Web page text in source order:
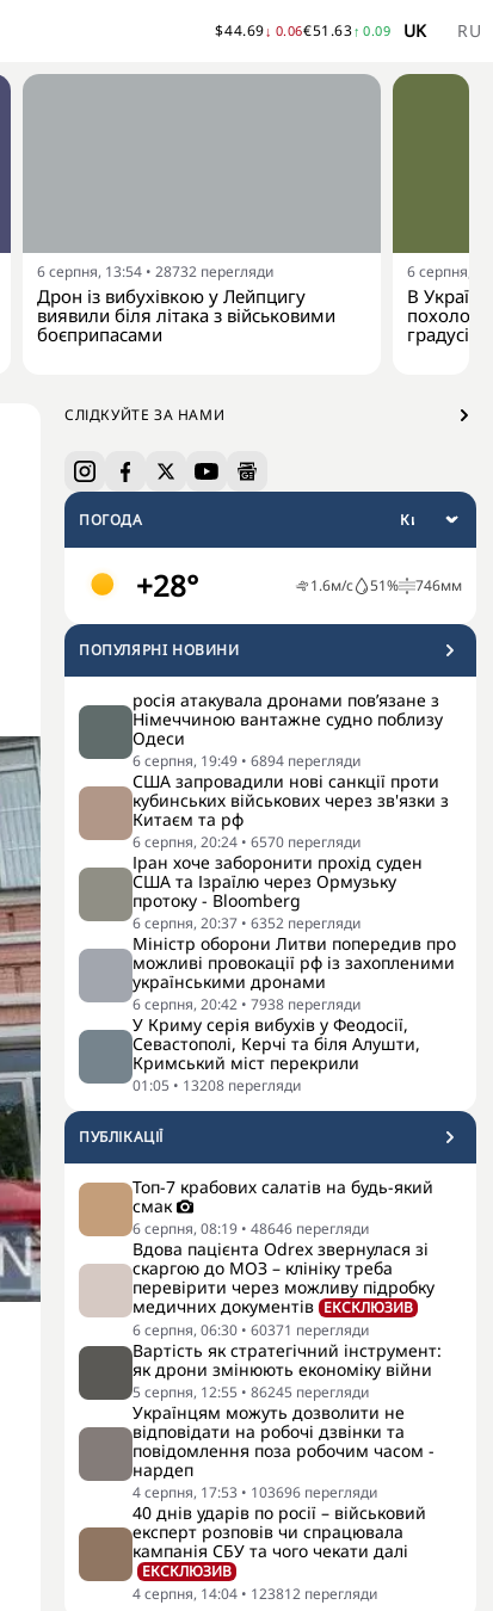
$44.69↓ 0.06€51.63↑ 0.09 UK RU
6 серпня, 13:54 • 28732 перегляди
Дрон із вибухівкою у Лейпцигу
виявили біля літака з військовими
боєприпасами
6 серпня,
В
градусів
СЛІДКУЙТЕ ЗА НАМИ
ПОГОДА
+28° 1.6м/с 51% 746мм
ПОПУЛЯРНI НОВИНИ
росія атакувала дронами пов’язане з
Німеччиною вантажне судно поблизу
Одеси
6 серпня, 19:49 • 6894 перегляди
США запровадили нові санкції проти
кубинських військових через зв'язки з
Китаєм та рф
6 серпня, 20:24 • 6570 перегляди
Іран хоче заборонити прохід суден
США та Ізраїлю через Ормузьку
протоку - Bloomberg
6 серпня, 20:37 • 6352 перегляди
Міністр оборони Литви попередив про
можливі провокації рф із захопленими
українськими дронами
6 серпня, 20:42 • 7938 перегляди
У Криму серія вибухів у Феодосії,
Севастополі, Керчі та біля Алушти,
Кримський міст перекрили
01:05 • 13208 перегляди
ПУБЛІКАЦІЇ
Топ-7 крабових салатів на будь-який
смак
6 серпня, 08:19 • 48646 перегляди
Вдова пацієнта Odrex звернулася зі
скаргою до МОЗ – клініку треба
перевірити через можливу підробку
медичних документів ЕКСКЛЮЗИВ
6 серпня, 06:30 • 60371 перегляди
Вартість як стратегічний інструмент:
як дрони змінюють економіку війни
5 серпня, 12:55 • 86245 перегляди
Українцям можуть дозволити не
відповідати на робочі дзвінки та
повідомлення поза робочим часом -
нардеп
4 серпня, 17:53 • 103696 перегляди
40 днів ударів по росії – військовий
експерт розповів чи спрацювала
кампанія СБУ та чого чекати далі
ЕКСКЛЮЗИВ
4 серпня, 14:04 • 123812 перегляди